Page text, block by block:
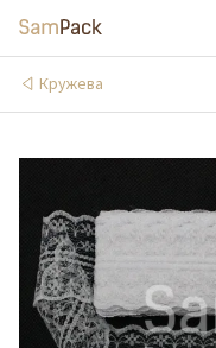
Кружева